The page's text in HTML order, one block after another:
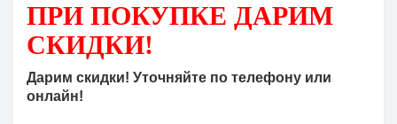
ПРИ ПОКУПКЕ ДАРИМ
СКИДКИ!
Дарим скидки! Уточняйте по телефону или
онлайн!